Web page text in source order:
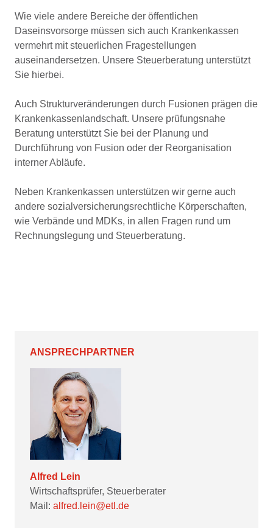
Wie viele andere Bereiche der öffentlichen
Daseinsvorsorge müssen sich auch Krankenkassen
vermehrt mit steuerlichen Fragestellungen
auseinandersetzen. Unsere Steuerberatung unterstützt
Sie hierbei.
Auch Strukturveränderungen durch Fusionen prägen die
Krankenkassenlandschaft. Unsere prüfungsnahe
Beratung unterstützt Sie bei der Planung und
Durchführung von Fusion oder der Reorganisation
interner Abläufe.
Neben Krankenkassen unterstützen wir gerne auch
andere sozialversicherungsrechtliche Körperschaften,
wie Verbände und MDKs, in allen Fragen rund um
Rechnungslegung und Steuerberatung.
ANSPRECHPARTNER
Alfred Lein
Wirtschaftsprüfer, Steuerberater
Mail: alfred.lein@etl.de